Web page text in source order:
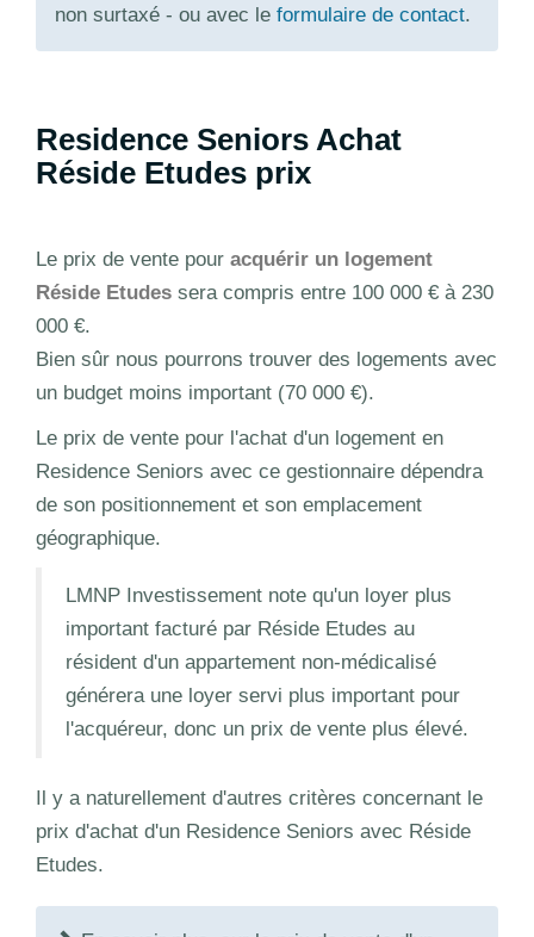
non surtaxé - ou avec le formulaire de contact.
Residence Seniors Achat
Réside Etudes prix
Le prix de vente pour acquérir un logement
Réside Etudes sera compris entre 100 000 € à 230
000 €.
Bien sûr nous pourrons trouver des logements avec
un budget moins important (70 000 €).
Le prix de vente pour l'achat d'un logement en
Residence Seniors avec ce gestionnaire dépendra
de son positionnement et son emplacement
géographique.
LMNP Investissement note qu'un loyer plus
important facturé par Réside Etudes au
résident d'un appartement non-médicalisé
générera une loyer servi plus important pour
l'acquéreur, donc un prix de vente plus élevé.
Il y a naturellement d'autres critères concernant le
prix d'achat d'un Residence Seniors avec Réside
Etudes.